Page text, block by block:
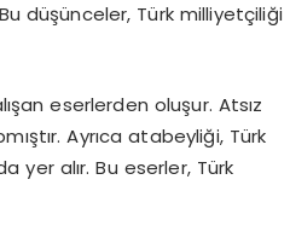
düşünceler, Türk milliyetçiliği
eserlerden oluşur. Atsız
Ayrıca atabeyliği, Türk
yer alır. Bu eserler, Türk